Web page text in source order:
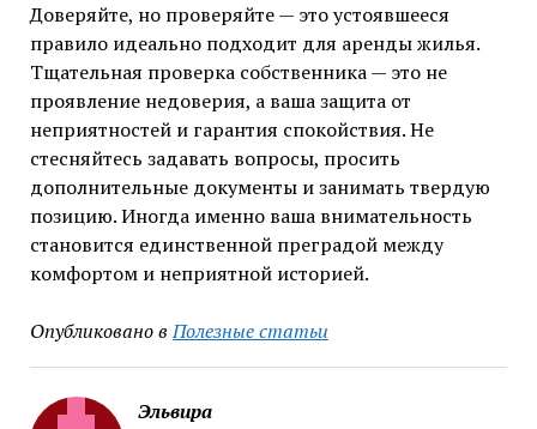
Доверяйте, но проверяйте — это устоявшееся
правило идеально подходит для аренды жилья.
Тщательная проверка собственника — это не
проявление недоверия, а ваша защита от
неприятностей и гарантия спокойствия. Не
стесняйтесь задавать вопросы, просить
дополнительные документы и занимать твердую
позицию. Иногда именно ваша внимательность
становится единственной преградой между
комфортом и неприятной историей.
Опубликовано в Полезные статьи
Эльвира